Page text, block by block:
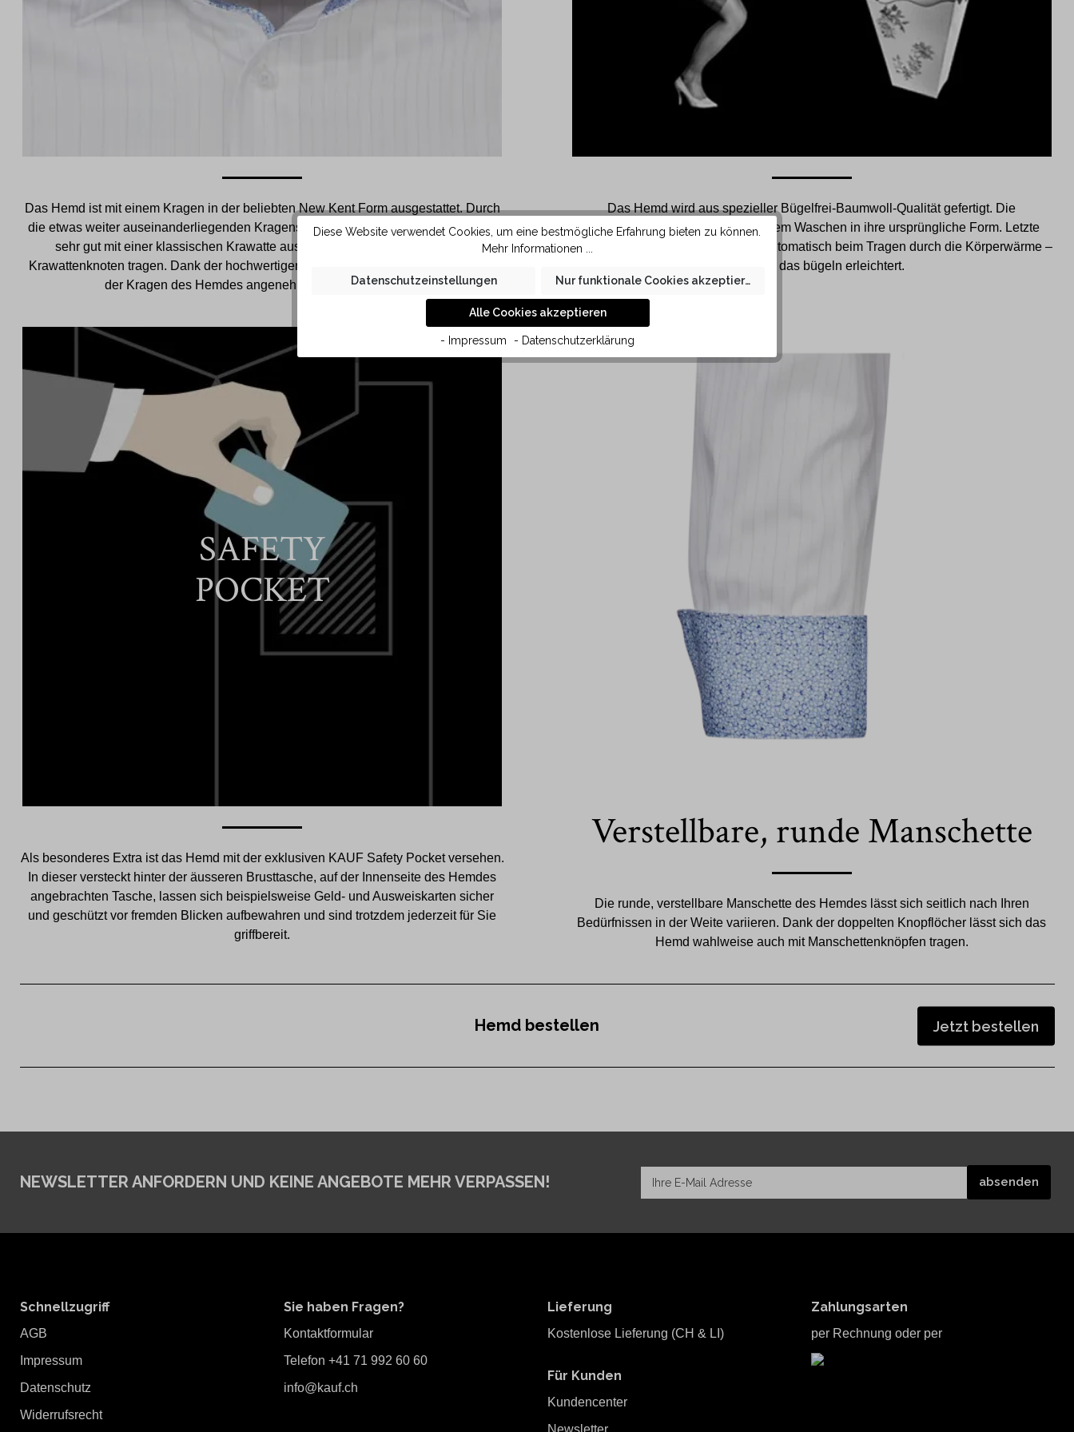
Das Hemd ist mit einem Kragen in der beliebten New Kent Form ausgestattet. Durch
die etwas weiter auseinanderliegenden Kragenspitzen lässt sich diese Kragenform
sehr gut mit einer klassischen Krawatte aus festerem Stoff und grösserem
Krawattenknoten tragen. Dank der hochwertigen Baumwolle in KAUF Qualität liegt
der Kragen des Hemdes angenehm weich auf der Haut.
SAFETY
POCKET
Als besonderes Extra ist das Hemd mit der exklusiven KAUF Safety Pocket versehen.
In dieser versteckt hinter der äusseren Brusttasche, auf der Innenseite des Hemdes
angebrachten Tasche, lassen sich beispielsweise Geld- und Ausweiskarten sicher
und geschützt vor fremden Blicken aufbewahren und sind trotzdem jederzeit für Sie
griffbereit.
Das Hemd wird aus spezieller Bügelfrei-Baumwoll-Qualität gefertigt. Die
Baumwollfaser glättet sich nach dem Waschen in ihre ursprüngliche Form. Letzte
kleine Falten im Hemd legen sich automatisch beim Tragen durch die Körperwärme –
somit wird das bügeln erleichtert.
Verstellbare, runde Manschette
Die runde, verstellbare Manschette des Hemdes lässt sich seitlich nach Ihren
Bedürfnissen in der Weite variieren. Dank der doppelten Knopflöcher lässt sich das
Hemd wahlweise auch mit Manschettenknöpfen tragen.
Hemd bestellen Jetzt bestellen
NEWSLETTER ANFORDERN UND KEINE ANGEBOTE MEHR VERPASSEN!
Schnellzugriff
AGB
Impressum
Datenschutz
Widerrufsrecht
Sie haben Fragen?
Kontaktformular
Telefon +41 71 992 60 60
info@kauf.ch
Lieferung
Kostenlose Lieferung (CH & LI)
Für Kunden
Kundencenter
Newsletter
Zahlungsarten
per Rechnung oder per
Diese Website verwendet Cookies, um eine bestmögliche Erfahrung bieten zu können.
Mehr Informationen ...
Datenschutzeinstellungen Nur funktionale Cookies akzeptieren
Alle Cookies akzeptieren
- Impressum - Datenschutzerklärung